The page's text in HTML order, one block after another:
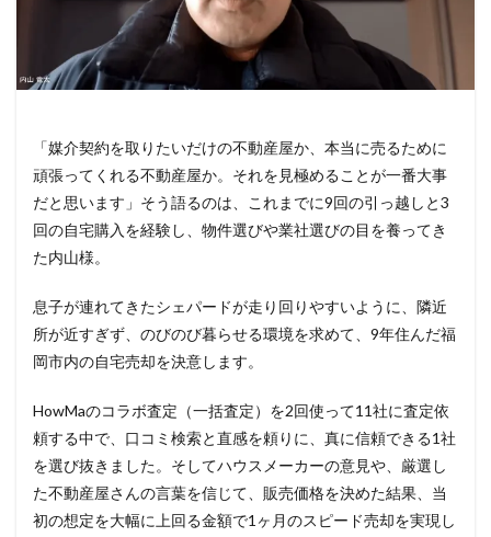
「媒介契約を取りたいだけの不動産屋か、本当に売るために
頑張ってくれる不動産屋か。それを見極めることが一番大事
だと思います」そう語るのは、これまでに9回の引っ越しと3
回の自宅購入を経験し、物件選びや業社選びの目を養ってき
た内山様。
息子が連れてきたシェパードが走り回りやすいように、隣近
所が近すぎず、のびのび暮らせる環境を求めて、9年住んだ福
岡市内の自宅売却を決意します。
HowMaのコラボ査定（一括査定）を2回使って11社に査定依
頼する中で、口コミ検索と直感を頼りに、真に信頼できる1社
を選び抜きました。そしてハウスメーカーの意見や、厳選し
た不動産屋さんの言葉を信じて、販売価格を決めた結果、当
初の想定を大幅に上回る金額で1ヶ月のスピード売却を実現し